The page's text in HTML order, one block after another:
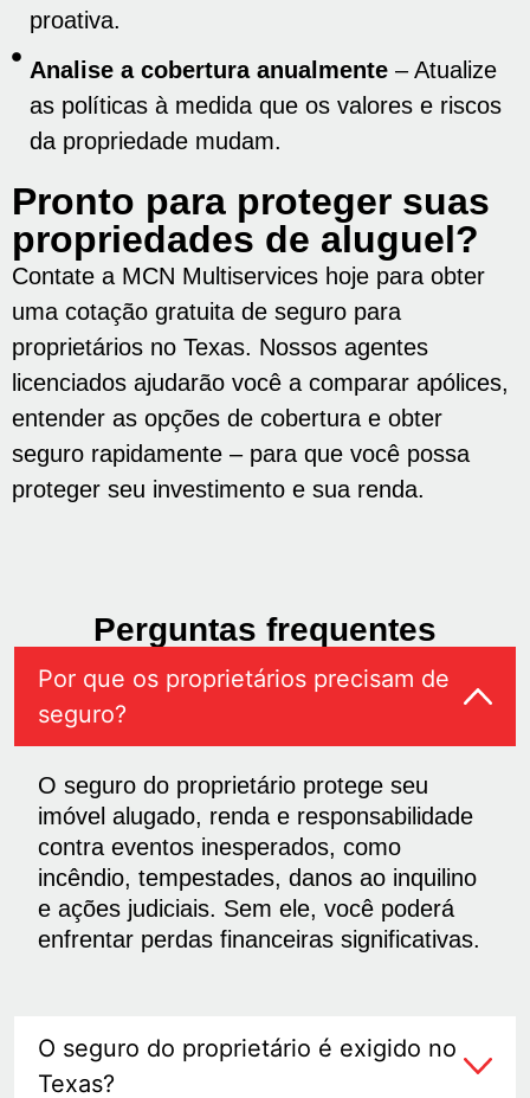
proativa.
Analise a cobertura anualmente – Atualize
as políticas à medida que os valores e riscos
da propriedade mudam.
Pronto para proteger suas
propriedades de aluguel?
Contate a MCN Multiservices hoje para obter
uma cotação gratuita de seguro para
proprietários no Texas. Nossos agentes
licenciados ajudarão você a comparar apólices,
entender as opções de cobertura e obter
seguro rapidamente – para que você possa
proteger seu investimento e sua renda.
Perguntas frequentes
Por que os proprietários precisam de
seguro?
O seguro do proprietário protege seu
imóvel alugado, renda e responsabilidade
contra eventos inesperados, como
incêndio, tempestades, danos ao inquilino
e ações judiciais. Sem ele, você poderá
enfrentar perdas financeiras significativas.
O seguro do proprietário é exigido no
Texas?